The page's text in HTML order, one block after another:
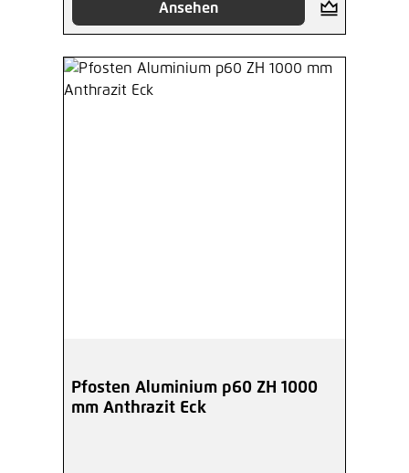
Ansehen
Pfosten Aluminium p60 ZH 1000
mm Anthrazit Eck